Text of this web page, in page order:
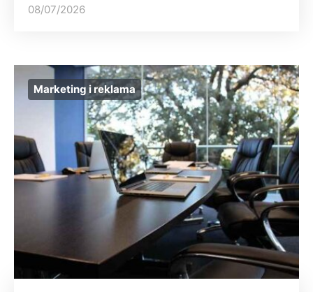
08/07/2026
Marketing i reklama